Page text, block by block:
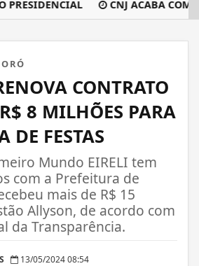
CNJ ACABA COM
CONTRATO
8 MILHÕES PARA
DE FESTAS
Mundo EIRELI tem
com a Prefeitura de
mais de R$ 15
Allyson, de acordo com
da Transparência.
13/05/2024 08:54